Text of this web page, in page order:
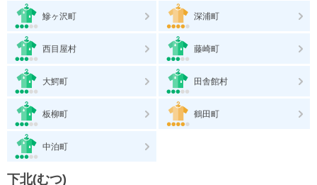
鰺ヶ沢町 深浦町
西目屋村 藤崎町
大鰐町 田舎館村
板柳町 鶴田町
中泊町
下北(むつ)